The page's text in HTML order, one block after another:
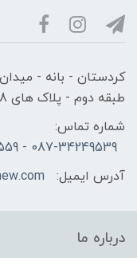
کردستان - بانه -
طبقه دوم - پلاک های 388 و 389
شماره تماس:
087-34249539 - 09187896559 - 09186686646
آدرس ایمیل:
درباره ما